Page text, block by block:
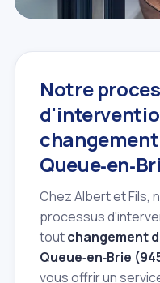
Notre
changement
Chez Albert et Fils,
processus
toutchangement
Queue‑en‑Brie
vous offrir un